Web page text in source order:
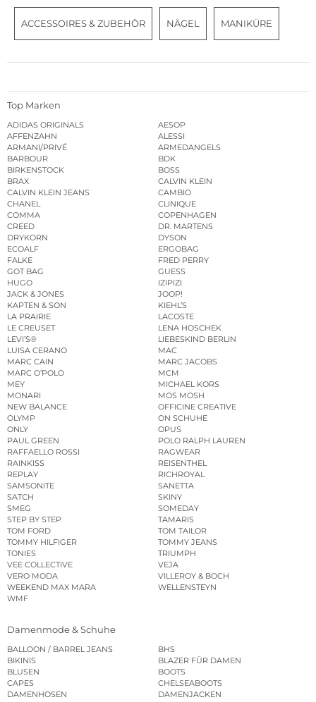
ACCESSOIRES & ZUBEHÖR NÄGEL MANIKÜRE
Top Marken
ADIDAS ORIGINALS
AESOP
AFFENZAHN
ALESSI
ARMANI/PRIVÉ
ARMEDANGELS
BARBOUR
BDK
BIRKENSTOCK
BOSS
BRAX
CALVIN KLEIN
CALVIN KLEIN JEANS
CAMBIO
CHANEL
CLINIQUE
COMMA
COPENHAGEN
CREED
DR. MARTENS
DRYKORN
DYSON
ECOALF
ERGOBAG
FALKE
FRED PERRY
GOT BAG
GUESS
HUGO
IZIPIZI
JACK & JONES
JOOP!
KAPTEN & SON
KIEHL’S
LA PRAIRIE
LACOSTE
LE CREUSET
LENA HOSCHEK
LEVI’S®
LIEBESKIND BERLIN
LUISA CERANO
MAC
MARC CAIN
MARC JACOBS
MARC O’POLO
MCM
MEY
MICHAEL KORS
MONARI
MOS MOSH
NEW BALANCE
OFFICINE CREATIVE
OLYMP
ON SCHUHE
ONLY
OPUS
PAUL GREEN
POLO RALPH LAUREN
RAFFAELLO ROSSI
RAGWEAR
RAINKISS
REISENTHEL
REPLAY
RICHROYAL
SAMSONITE
SANETTA
SATCH
SKINY
SMEG
SOMEDAY
STEP BY STEP
TAMARIS
TOM FORD
TOM TAILOR
TOMMY HILFIGER
TOMMY JEANS
TONIES
TRIUMPH
VEE COLLECTIVE
VEJA
VERO MODA
VILLEROY & BOCH
WEEKEND MAX MARA
WELLENSTEYN
WMF
Damenmode & Schuhe
BALLOON / BARREL JEANS
BHS
BIKINIS
BLAZER FÜR DAMEN
BLUSEN
BOOTS
CAPES
CHELSEABOOTS
DAMENHOSEN
DAMENJACKEN